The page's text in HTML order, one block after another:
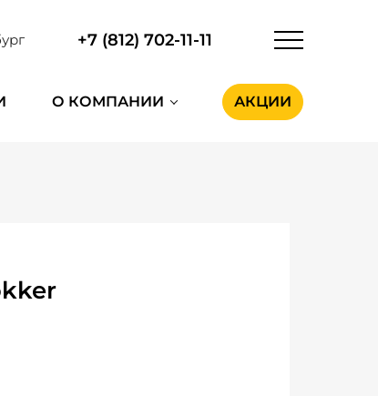
+7 (812) 702-11-11
О КОМПАНИИ АКЦИИ